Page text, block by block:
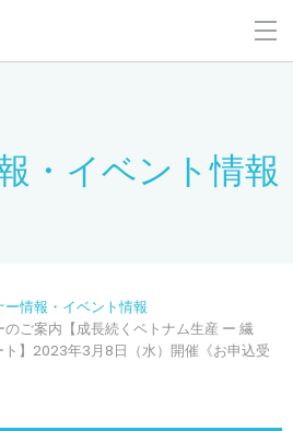
・イベント情報
ー情報・イベント情報
ご案内【成長続くベトナム生産 ー 繊
】2023年3月8日（水）開催《お申込受